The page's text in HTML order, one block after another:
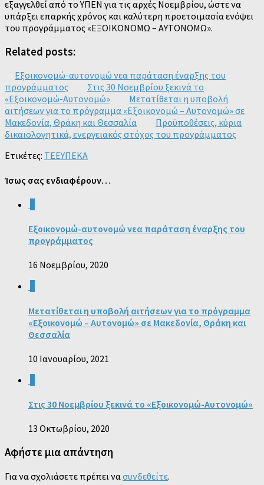
εξαγγελθεί από το ΥΠΕΝ για τις αρχές Νοεμβρίου, ώστε να
υπάρξει επαρκής χρόνος και καλύτερη προετοιμασία ενόψει
του προγράμματος «ΕΞΟΙΚΟΝΟΜΩ – ΑΥΤΟΝΟΜΩ».
Related posts:
Εξοικονομώ-αυτονομώ νεα παράταση έναρξης του
προγράμματος
Στις 30 Νοεμβρίου ξεκινά το
«Εξοικονομώ-Αυτονομώ»
Μετατίθεται η υποβολή
αιτήσεων για το πρόγραμμα «Εξοικονομώ – Αυτονομώ» σε
Μακεδονία, Θράκη και Θεσσαλία
Προϋποθέσεις, κύρια
δικαιολογητικά, ενεργειακός στόχος του προγράμματος
Ετικέτες: ΤΕΕΥΠΕΚΑ
Ίσως σας ενδιαφέρουν…
Εξοικονομώ-αυτονομώ νεα παράταση έναρξης του
προγράμματος
16 Νοεμβρίου, 2020
Μετατίθεται η υποβολή αιτήσεων για το πρόγραμμα
«Εξοικονομώ – Αυτονομώ» σε Μακεδονία, Θράκη και
Θεσσαλία
10 Ιανουαρίου, 2021
Στις 30 Νοεμβρίου ξεκινά το «Εξοικονομώ-Αυτονομώ»
13 Οκτωβρίου, 2020
Αφήστε μια απάντηση
Για να σχολιάσετε πρέπει να συνδεθείτε.